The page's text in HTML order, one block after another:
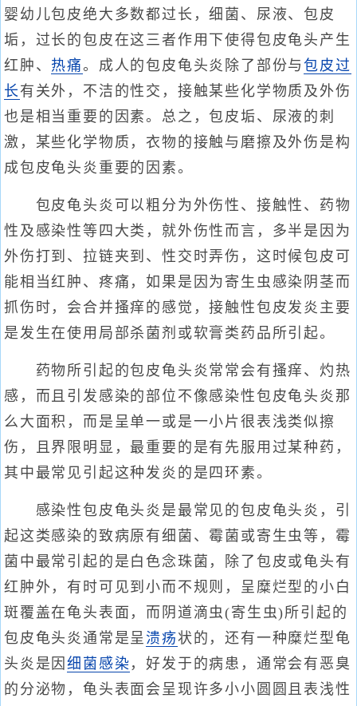
婴幼儿包皮绝大多数都过长，细菌、尿液、包皮
垢，过长的包皮在这三者作用下使得包皮龟头产生
红肿、 热痛。成人的包皮龟头炎除了部份与包皮过
长有关外，不洁的性交，接触某些化学物质及外伤
也是相当重要的因素。总之，包皮垢、尿液的刺
激，某些化学物质，衣物的接触与磨擦及外伤是构
成包皮龟头炎重要的因素。
包皮龟头炎可以粗分为外伤性、接触性、药物
性及感染性等四大类，就外伤性而言，多半是因为
外伤打到、拉链夹到、性交时弄伤，这时候包皮可
能相当红肿、疼痛，如果是因为寄生虫感染阴茎而
抓伤时，会合并搔痒的感觉，接触性包皮发炎主要
是发生在使用局部杀菌剂或软膏类药品所引起。
药物所引起的包皮龟头炎常常会有搔痒、灼热
感，而且引发感染的部位不像感染性包皮龟头炎那
么大面积，而是呈单一或是一小片很表浅类似擦
伤，且界限明显，最重要的是有先服用过某种药，
其中最常见引起这种发炎的是四环素。
感染性包皮龟头炎是最常见的包皮龟头炎，引
起这类感染的致病原有细菌、霉菌或寄生虫等，霉
菌中最常引起的是白色念珠菌，除了包皮或龟头有
红肿外，有时可见到小而不规则，呈糜烂型的小白
斑覆盖在龟头表面，而阴道滴虫(寄生虫)所引起的
包皮龟头炎通常是呈 溃疡状的，还有一种糜烂型龟
头炎是因细菌感染 ，好发于的病患，通常会有恶臭
的分泌物，龟头表面会呈现许多小小圆圆且表浅性